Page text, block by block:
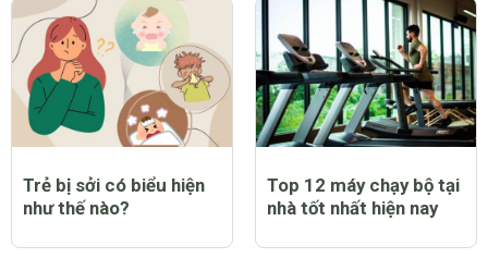
Trẻ bị sởi có biểu hiện
như thế nào?
Top 12 máy chạy bộ tại
nhà tốt nhất hiện nay